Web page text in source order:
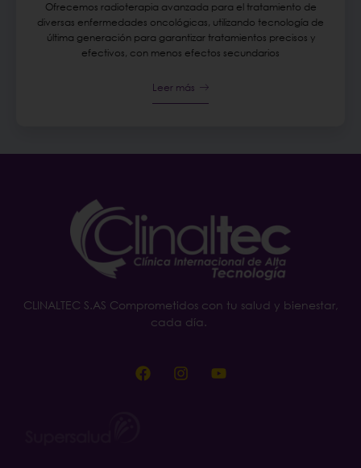
Ofrecemos radioterapia avanzada para el tratamiento de
diversas enfermedades oncológicas, utilizando tecnología de
última generación para garantizar tratamientos precisos y
efectivos, con menos efectos secundarios
Leer más
CLINALTEC S.AS Comprometidos con tu salud y bienestar,
cada día.